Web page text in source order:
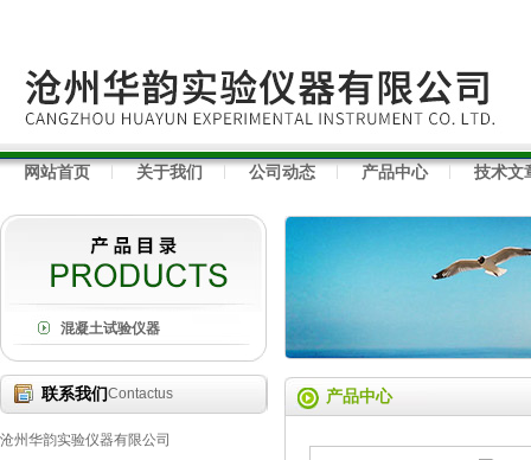
网站首页 关于我们 公司动态 产品中心 技术文
混凝土试验仪器
联系我们Contactus
沧州华韵实验仪器有限公司
产品中心